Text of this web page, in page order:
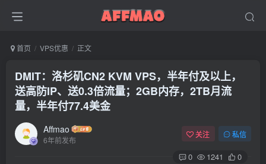
首页 VPS优惠 正文
DMIT：洛杉矶CN2 KVM VPS，半年付及以上，
送高防IP、送0.3倍流量；2GB内存，2TB月流
量，半年付77.4美金
Affmao
6年前发布
关注 私信
0 1241 0